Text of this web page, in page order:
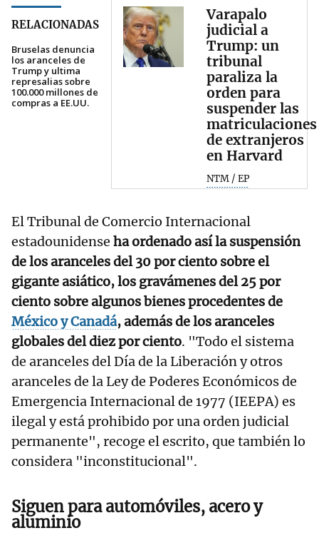
RELACIONADAS
Bruselas denuncia
los aranceles de
Trump y ultima
represalias sobre
100.000 millones de
compras a EE.UU.
Varapalo
judicial a
Trump: un
tribunal
paraliza la
orden para
suspender las
matriculaciones
de extranjeros
en Harvard
NTM / EP
El Tribunal de Comercio Internacional
estadounidense ha ordenado así la suspensión
de los aranceles del 30 por ciento sobre el
gigante asiático, los gravámenes del 25 por
ciento sobre algunos bienes procedentes de
México y Canadá, además de los aranceles
globales del diez por ciento. "Todo el sistema
de aranceles del Día de la Liberación y otros
aranceles de la Ley de Poderes Económicos de
Emergencia Internacional de 1977 (IEEPA) es
ilegal y está prohibido por una orden judicial
permanente", recoge el escrito, que también lo
considera "inconstitucional".
Siguen para automóviles, acero y
aluminio